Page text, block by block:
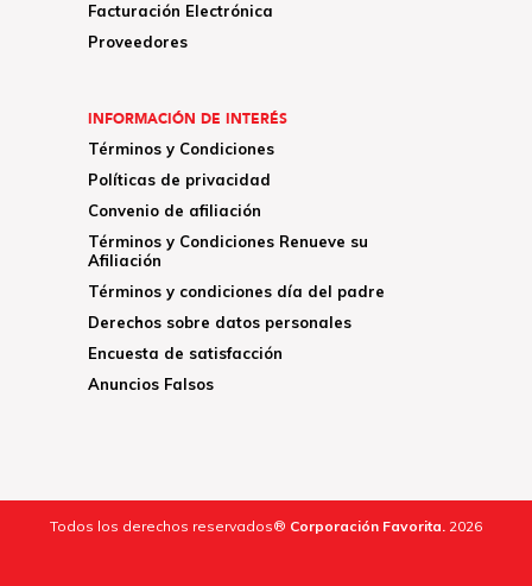
Facturación Electrónica
Proveedores
INFORMACIÓN DE INTERÉS
Términos y Condiciones
Políticas de privacidad
Convenio de afiliación
Términos y Condiciones Renueve su
Afiliación
Términos y condiciones día del padre
Derechos sobre datos personales
Encuesta de satisfacción
Anuncios Falsos
Todos los derechos reservados® Corporación Favorita. 2026